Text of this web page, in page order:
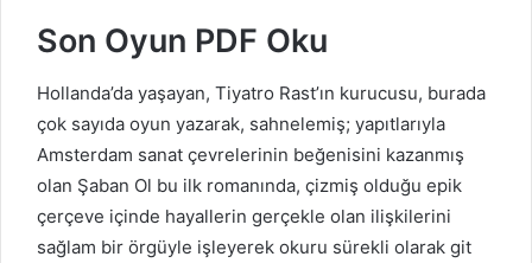
Son Oyun PDF Oku
Hollanda’da yaşayan, Tiyatro Rast’ın kurucusu, burada
çok sayıda oyun yazarak, sahnelemiş; yapıtlarıyla
Amsterdam sanat çevrelerinin beğenisini kazanmış
olan Şaban Ol bu ilk romanında, çizmiş olduğu epik
çerçeve içinde hayallerin gerçekle olan ilişkilerini
sağlam bir örgüyle işleyerek okuru sürekli olarak git